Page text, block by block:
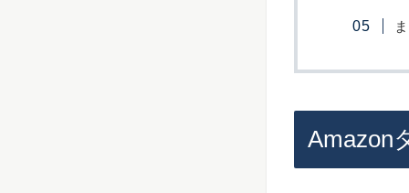
Amazon